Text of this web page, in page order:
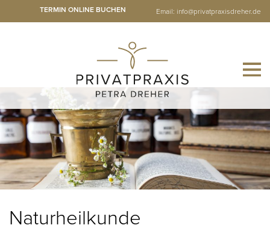
TERMIN ONLINE BUCHEN Email: info@privatpraxisdreher.de
Naturheilkunde